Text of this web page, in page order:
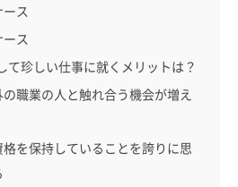
ス
ス
て珍しい仕事に就くメリットは？
職業の人と触れ合う機会が増え
を保持していることを誇りに思